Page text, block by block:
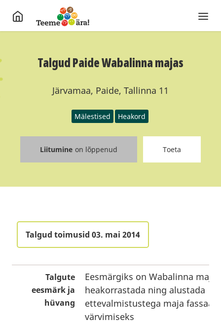
Talgud Paide Wabalinna majas
Järvamaa, Paide, Tallinna 11
Mälestised Heakord
Liitumine on lõppenud Toeta
Talgud toimusid 03. mai 2014
Talgute
eesmärk ja
hüvang
Eesmärgiks on Wabalinna maja
heakorrastada ning alustada
ettevalmistustega maja fassaadi
värvimiseks